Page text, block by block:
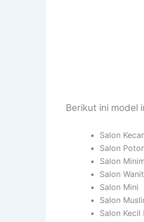
Berikut ini model
Salon
Salon
Salon
Salon
Salon Mini
Salon
Salon Kecil